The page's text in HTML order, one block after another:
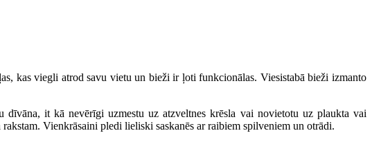
kas viegli atrod savu vietu un bieži ir ļoti funkcionālas. Viesistabā bieži izmanto
it kā nevērīgi uzmestu uz atzveltnes krēsla vai novietotu uz plaukta vai
Vienkrāsaini pledi lieliski saskanēs ar raibiem spilveniem un otrādi.